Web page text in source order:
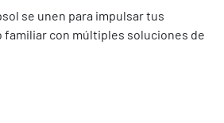
se unen para impulsar tus
familiar con múltiples soluciones de